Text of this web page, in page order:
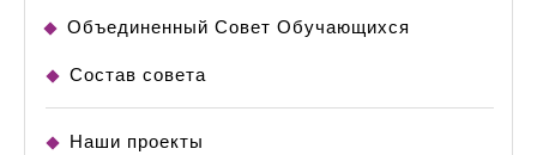
Объединенный Совет Обучающихся
Состав совета
Наши проекты